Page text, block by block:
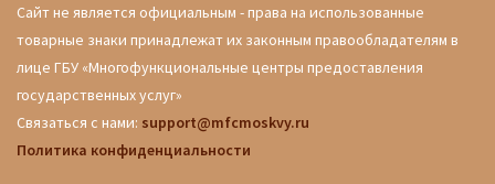
Сайт не является официальным - права на использованные
товарные знаки принадлежат их законным правообладателям в
лице ГБУ «Многофункциональные центры предоставления
государственных услуг»
Связаться с нами: support@mfcmoskvy.ru
Политика конфиденциальности